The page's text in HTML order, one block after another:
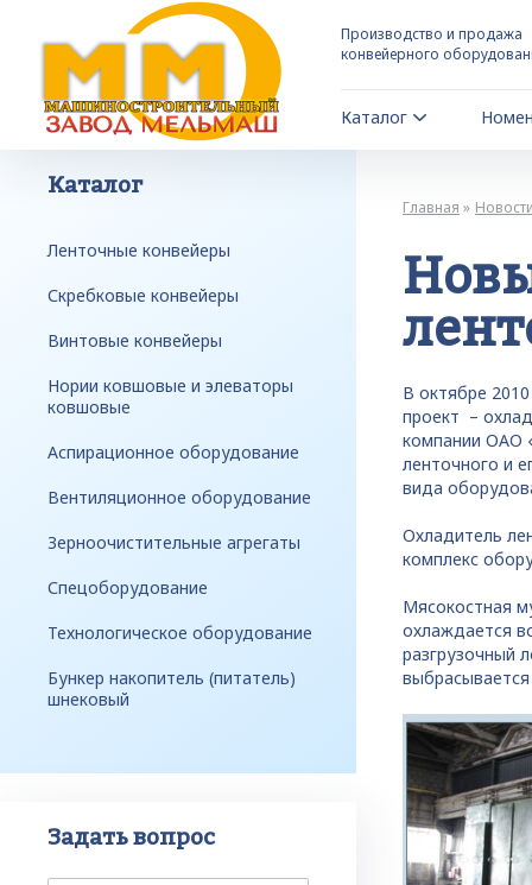
Производство и продажа
конвейерного
Каталог
Каталог
Ленточные конвейеры
Скребковые конвейеры
Винтовые конвейеры
Нории ковшовые и элеваторы
ковшовые
Аспирационное оборудование
Вентиляционное оборудование
Зерноочистительные агрегаты
Спецоборудование
Технологическое оборудование
Бункер накопитель (питатель)
шнековый
Задать вопрос
Главная
В октябре
проект –
компании ОАО
ленточного и
вида
Охладитель
комплекс
Мясокостная
охлаждается
разгрузочный